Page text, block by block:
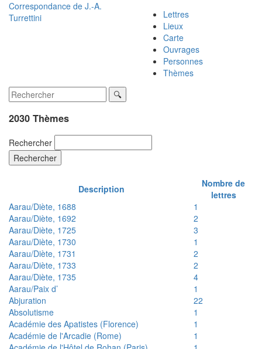
Correspondance de J.-A.
Turrettini
Lettres
Lieux
Carte
Ouvrages
Personnes
Thèmes
2030 Thèmes
Rechercher
Rechercher
Description
Nombre de
lettres
Aarau/Diète, 1688
1
Aarau/Diète, 1692
2
Aarau/Diète, 1725
3
Aarau/Diète, 1730
1
Aarau/Diète, 1731
2
Aarau/Diète, 1733
2
Aarau/Diète, 1735
4
Aarau/Paix d’
1
Abjuration
22
Absolutisme
1
Académie des Apatistes (Florence)
1
Académie de l'Arcadie (Rome)
1